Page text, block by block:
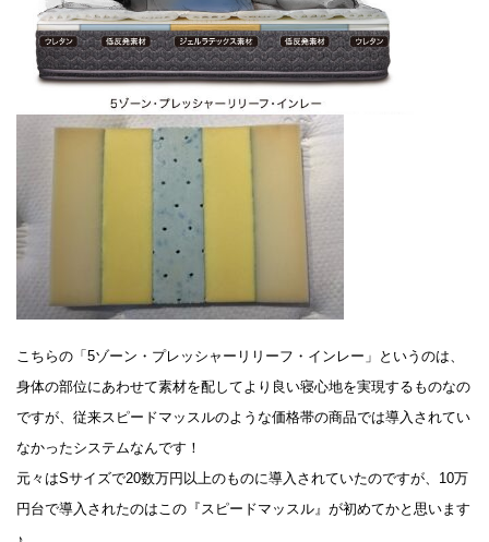
こちらの「5ゾーン・プレッシャーリリーフ・インレー」というのは、
身体の部位にあわせて素材を配してより良い寝心地を実現するものなの
ですが、従来スピードマッスルのような価格帯の商品では導入されてい
なかったシステムなんです！
元々はSサイズで20数万円以上のものに導入されていたのですが、10万
円台で導入されたのはこの『スピードマッスル』が初めてかと思います